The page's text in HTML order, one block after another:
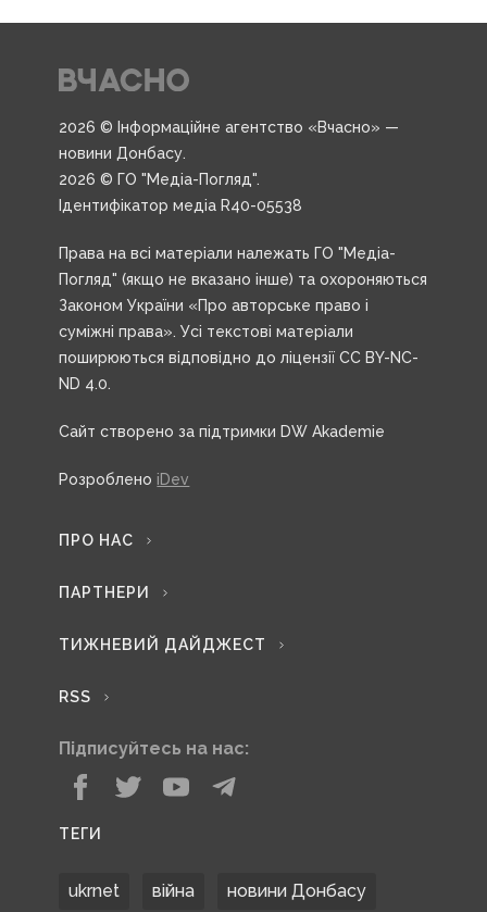
2026 © Інформаційне агентство «Вчасно» —
новини Донбасу.
2026 © ГО "Медіа-Погляд".
Ідентифікатор медіа R40-05538
Права на всі матеріали належать ГО "Медіа-
Погляд" (якщо не вказано інше) та охороняються
Законом України «Про авторське право і
суміжні права». Усі текстові матеріали
поширюються відповідно до ліцензії CC BY-NC-
ND 4.0.
Сайт створено за підтримки DW Akademie
Розроблено iDev
ПРО НАС
ПАРТНЕРИ
ТИЖНЕВИЙ ДАЙДЖЕСТ
RSS
Підписуйтесь на нас:
ТЕГИ
ukrnet війна новини Донбасу